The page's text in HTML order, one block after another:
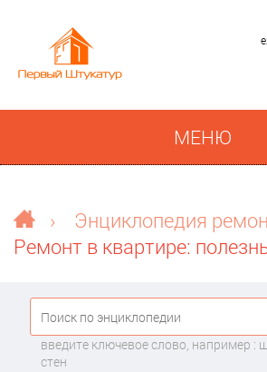
МЕНЮ
Наши работы
О компании
› Энциклопедия
Ремонт в квартире:
введите ключевое слово, например :
стен